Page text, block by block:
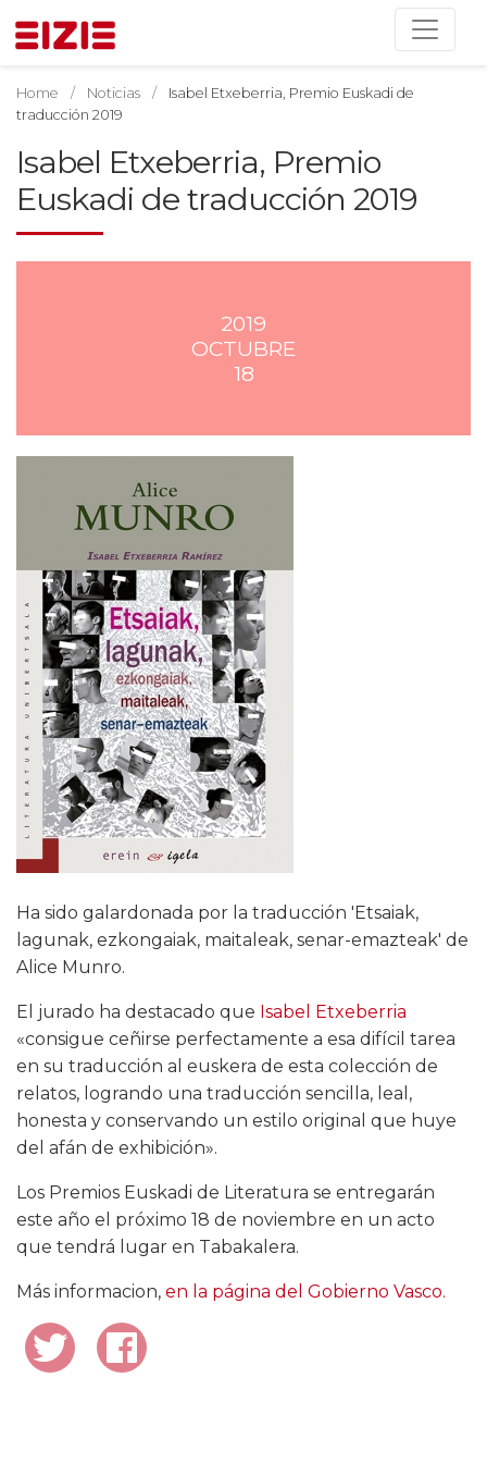
Home Noticias
Isabel Etxeberria, Premio Euskadi de
traducción 2019
Isabel Etxeberria, Premio
Euskadi de traducción 2019
2019
OCTUBRE
18
Ha sido galardonada por la traducción 'Etsaiak,
lagunak, ezkongaiak, maitaleak, senar-emazteak' de
Alice Munro.
El jurado ha destacado que Isabel Etxeberria
«consigue ceñirse perfectamente a esa difícil tarea
en su traducción al euskera de esta colección de
relatos, logrando una traducción sencilla, leal,
honesta y conservando un estilo original que huye
del afán de exhibición».
Los Premios Euskadi de Literatura se entregarán
este año el próximo 18 de noviembre en un acto
que tendrá lugar en Tabakalera.
Más informacion, en la página del Gobierno Vasco.